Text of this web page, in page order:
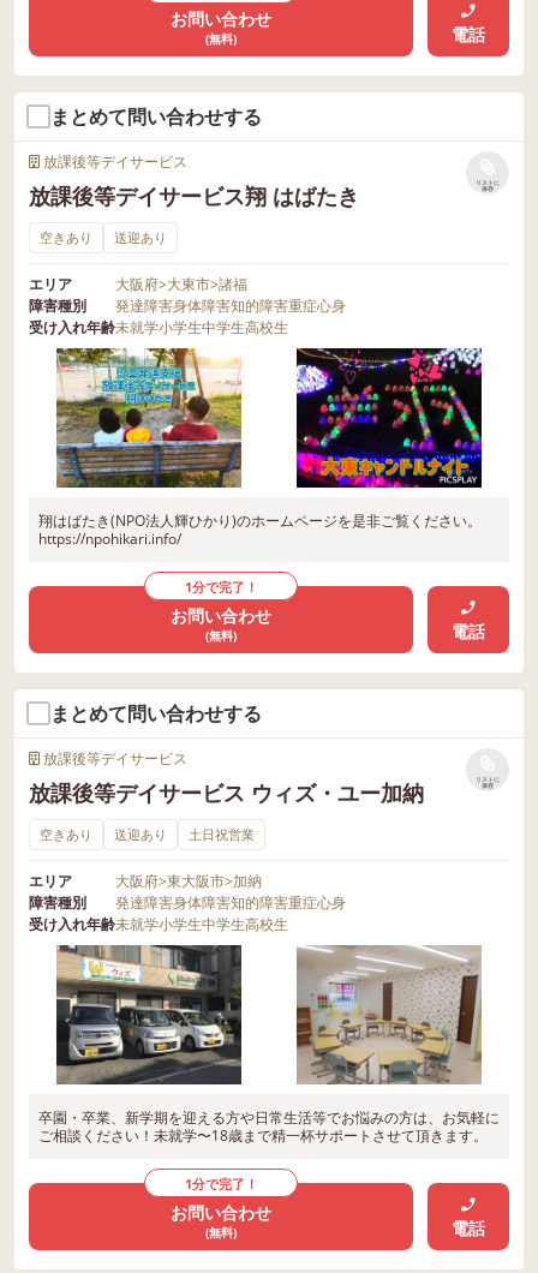
お問い合わせ
(無料) 電話
まとめて問い合わせする
放課後等デイサービス
放課後等デイサービス翔 はばたき
リストに
保存
空きあり 送迎あり
エリア 大阪府>大東市>諸福
障害種別
発達障害身体障害知的障害重症心身
受け入れ年齢未就学小学生中学生高校生
翔はばたき(NPO法人輝ひかり)のホームページを是非ご覧ください。
https://npohikari.info/
1分で完了！
お問い合わせ
(無料) 電話
まとめて問い合わせする
放課後等デイサービス
放課後等デイサービス ウィズ・ユー加納
リストに
保存
空きあり 送迎あり 土日祝営業
エリア 大阪府>東大阪市>加納
障害種別
発達障害身体障害知的障害重症心身
受け入れ年齢未就学小学生中学生高校生
卒園・卒業、新学期を迎える方や日常生活等でお悩みの方は、お気軽に
ご相談ください！未就学〜18歳まで精一杯サポートさせて頂きます。
1分で完了！
お問い合わせ
(無料) 電話